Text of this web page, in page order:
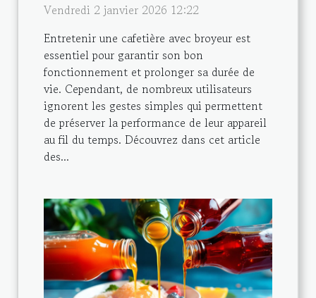
Vendredi 2 janvier 2026 12:22
Entretenir une cafetière avec broyeur est
essentiel pour garantir son bon
fonctionnement et prolonger sa durée de
vie. Cependant, de nombreux utilisateurs
ignorent les gestes simples qui permettent
de préserver la performance de leur appareil
au fil du temps. Découvrez dans cet article
des...